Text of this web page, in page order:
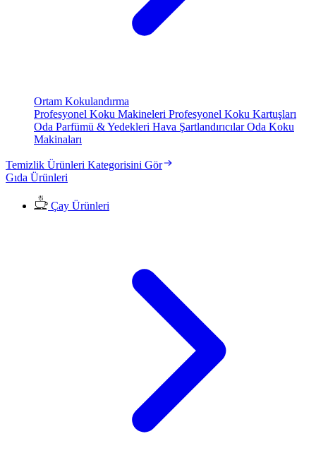
Ortam Kokulandırma
Profesyonel Koku Makineleri Profesyonel Koku Kartuşları
Oda Parfümü & Yedekleri Hava ŞartlandırıcılarOda Koku
Makinaları
Temizlik Ürünleri Kategorisini Gör
Gıda Ürünleri
Çay Ürünleri